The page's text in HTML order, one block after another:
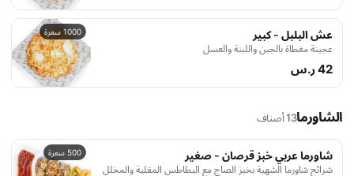
1000 سعرة عش البلبل - كبير
عجينة مغطاة بالجبن واللبنة والعسل
42 ر.س
الشاورما13 أصناف
500 سعرة شاورما عربي خبز قرصان - صغير
شرائح شاورما الشهية بخبز الصاج مع البطاطس المقلية والمخلل